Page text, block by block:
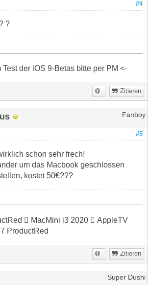
#4
?
der iOS 9-Betas bitte per PM <-
Zitieren
Fanboy
#5
schon sehr frech!
um das Macbook geschlossen
kostet 50€???
 MacMini i3 2020  AppleTV
ProductRed
Zitieren
Super Dushi